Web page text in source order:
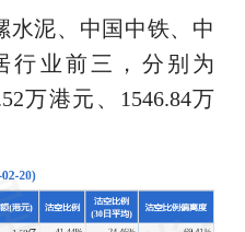
水泥、中国中铁、中
行业前三，分别为
万港元、1546.84万